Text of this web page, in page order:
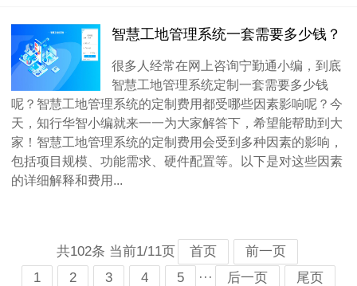
智慧工地管理系统一套需要多少钱？
很多人经常在网上咨询宁勤通小编，到底
智慧工地管理系统定制一套需要多少钱
呢？智慧工地管理系统的定制费用都受哪些因素影响呢？今
天，知行华智小编就来一一为大家解答下，希望能帮助到大
家！智慧工地管理系统的定制费用会受到多种因素的影响，
包括项目规模、功能需求、硬件配置等。以下是对这些因素
的详细解释和费用...
共102条 当前1/11页 首页
前一页
1
2 3 4 5 ··· 后一页 尾页